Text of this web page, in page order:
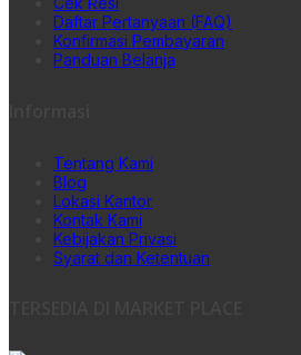
Daftar Pertanyaan (FAQ)
Konfirmasi Pembayaran
Panduan Belanja
Tentang Kami
Blog
Lokasi Kantor
Kontak Kami
Kebijakan Privasi
Syarat dan Ketentuan